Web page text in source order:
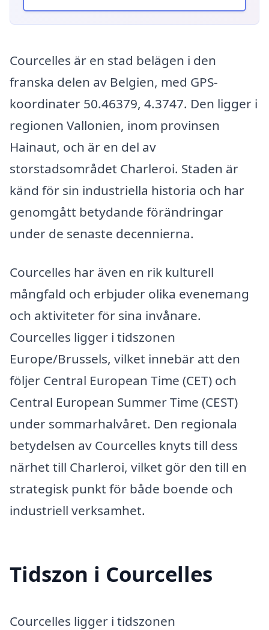
Courcelles är en stad belägen i den
franska delen av Belgien, med GPS-
koordinater 50.46379, 4.3747. Den ligger i
regionen Vallonien, inom provinsen
Hainaut, och är en del av
storstadsområdet Charleroi. Staden är
känd för sin industriella historia och har
genomgått betydande förändringar
under de senaste decennierna.
Courcelles har även en rik kulturell
mångfald och erbjuder olika evenemang
och aktiviteter för sina invånare.
Courcelles ligger i tidszonen
Europe/Brussels, vilket innebär att den
följer Central European Time (CET) och
Central European Summer Time (CEST)
under sommarhalvåret. Den regionala
betydelsen av Courcelles knyts till dess
närhet till Charleroi, vilket gör den till en
strategisk punkt för både boende och
industriell verksamhet.
Tidszon i Courcelles
Courcelles ligger i tidszonen